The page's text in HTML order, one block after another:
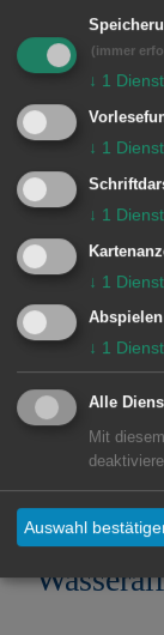
06.02.2024
Aktuelle
03.01.2024
Aktuelles
Aktuelle
Aktuelles
Aktuelle
(immer
↓ 1 Dienst
↓ 1 Dienst
↓ 1 Dienst
↓ 1 Dienst
↓ 1 Dienst
Alle
Mit
Auswahl